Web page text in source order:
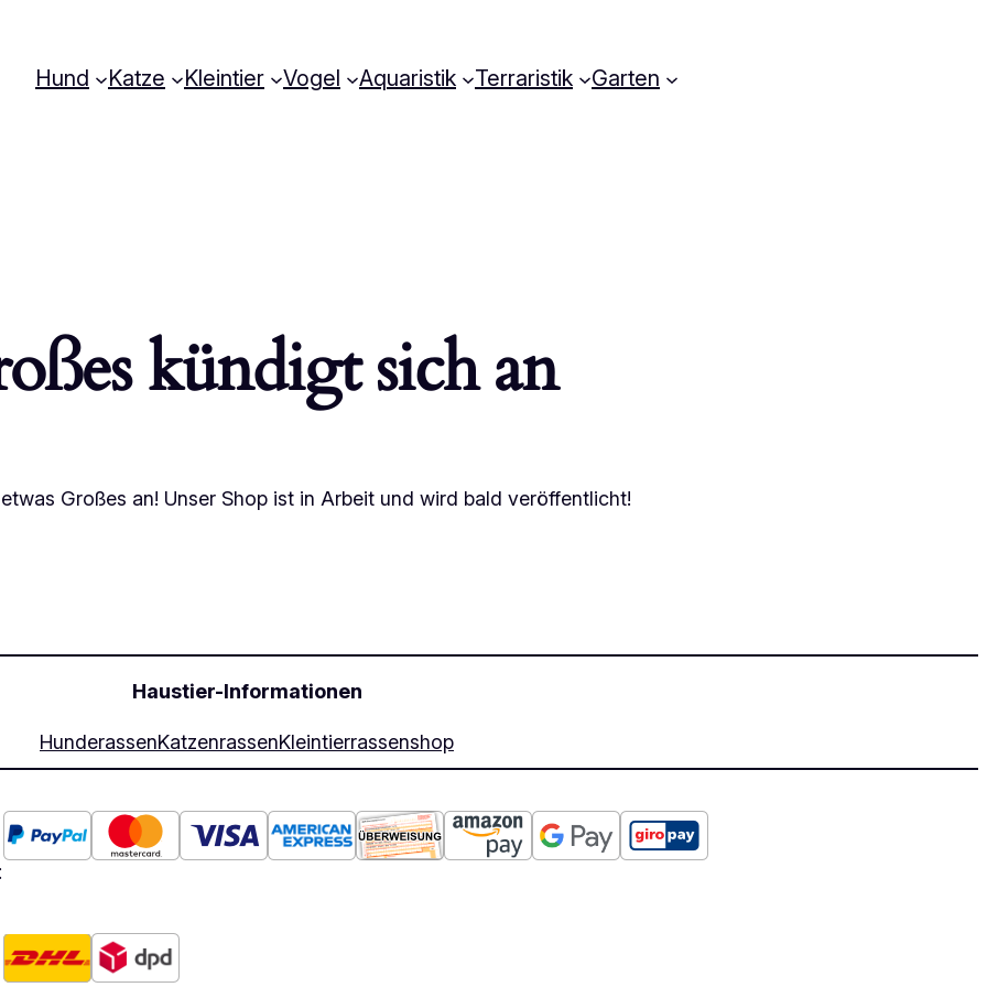
Hund Katze Kleintier Vogel Aquaristik Terraristik Garten
kündigt sich an
Großes an! Unser Shop ist in Arbeit und wird bald veröffentlicht!
Haustier-Informationen
HunderassenKatzenrassenKleintierrassenshop